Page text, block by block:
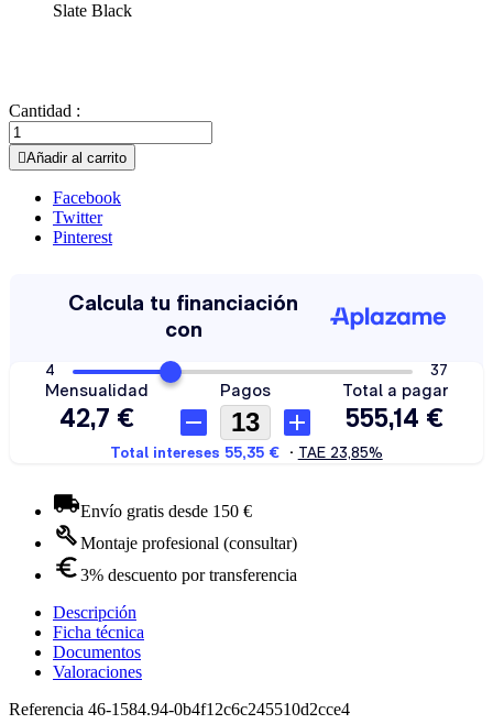
Slate Black
Cantidad :
Añadir al carrito
Facebook
Twitter
Pinterest
Envío gratis desde 150 €
Montaje profesional (consultar)
3% descuento por transferencia
Descripción
Ficha técnica
Documentos
Valoraciones
Referencia 46-1584.94-0b4f12c6c245510d2cce4